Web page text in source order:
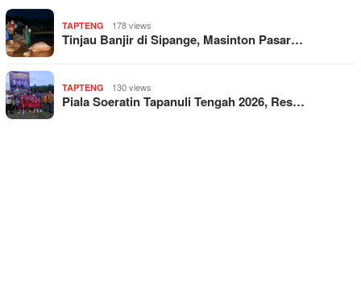
TAPTENG 178 views
Tinjau Banjir di Sipange, Masinton Pasar…
TAPTENG 130 views
Piala Soeratin Tapanuli Tengah 2026, Res…